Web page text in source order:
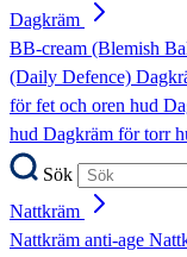
Dagkräm
BB-cream (Blemish
(Daily Defence)
för fet och oren hud
hud Dagkräm för torr
Sök
Nattkräm
Nattkräm anti-age